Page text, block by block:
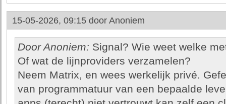
15-05-2026, 09:15 door Anoniem
Door Anoniem: Signal? Wie weet welke
Of wat de lijnproviders verzamelen?
Neem Matrix, en wees werkelijk privé.
van programmatuur van een bepaalde